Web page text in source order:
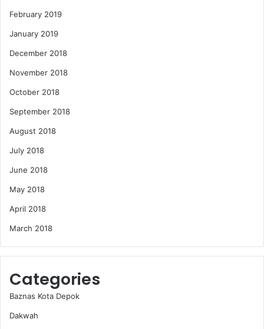
February 2019
January 2019
December 2018
November 2018
October 2018
September 2018
August 2018
July 2018
June 2018
May 2018
April 2018
March 2018
Categories
Baznas Kota Depok
Dakwah